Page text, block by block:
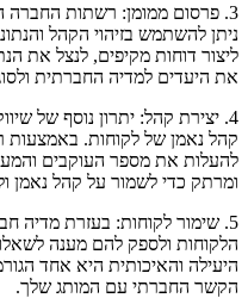
3. פרסום ממומן: רשתות החברה
ניתן להשתמש בזיהוי הקהל
ליצור דוחות מקיפים, לנצל את
את היעדים למדיה החברתית
4. יצירת קהל: יתרון נוסף של
קהל נאמן של לקוחות. באמצעות
להעלות את מספר העוקבים
ומרתק כדי לשמור על קהל נאמן
5. שימור לקוחות: בעזרת
הלקוחות ולספק להם מענה
היעילה והאיכותית היא אחד
הקשר החברתי עם המותג שלך.